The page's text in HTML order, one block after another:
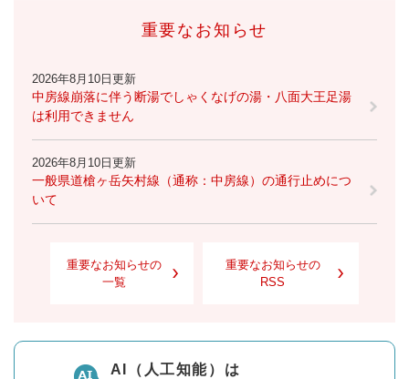
重要なお知らせ
2026年8月10日更新
中房線崩落に伴う断湯でしゃくなげの湯・八面大王足湯
は利用できません
2026年8月10日更新
一般県道槍ヶ岳矢村線（通称：中房線）の通行止めにつ
いて
重要なお知らせの
一覧
重要なお知らせの
RSS
AI（人工知能）は